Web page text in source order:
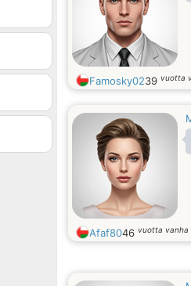
Famosky0239 vuotta
Afaf8046 vuotta vanha